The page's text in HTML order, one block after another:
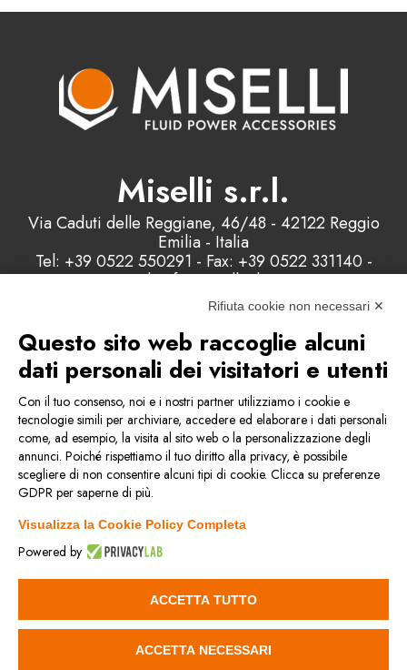
Miselli s.r.l.
Via Caduti delle Reggiane, 46/48 - 42122 Reggio
Emilia - Italia
Tel: +39 0522 550291 - Fax: +39 0522 331140 -
Email: info@misellisrl.com
P.IVA e C.F. : 00178200358 - Capitale Sociale:
98.000 euro
Contattaci
Condizioni generali di vendita
Privacy & Cookie Policy
Politica della qualità
Reach
Rohs
Rifiuta cookie non necessari ✕
Questo sito web raccoglie alcuni
dati personali dei visitatori e utenti
Con il tuo consenso, noi e i nostri partner utilizziamo i cookie e
tecnologie simili per archiviare, accedere ed elaborare i dati personali
come, ad esempio, la visita al sito web o la personalizzazione degli
annunci. Poiché rispettiamo il tuo diritto alla privacy, è possibile
scegliere di non consentire alcuni tipi di cookie. Clicca su preferenze
GDPR per saperne di più.
Visualizza la Cookie Policy Completa
Powered by
ACCETTA TUTTO
ACCETTA NECESSARI